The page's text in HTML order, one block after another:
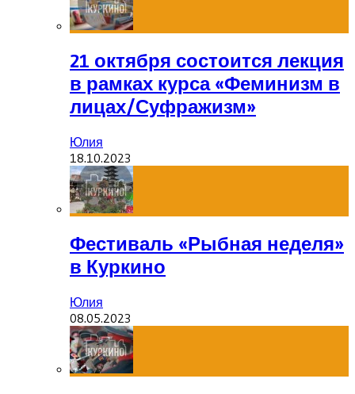
21 октября состоится лекция
в рамках курса «Феминизм в
лицах/Суфражизм»
Юлия
18.10.2023
Фестиваль «Рыбная неделя»
в Куркино
Юлия
08.05.2023